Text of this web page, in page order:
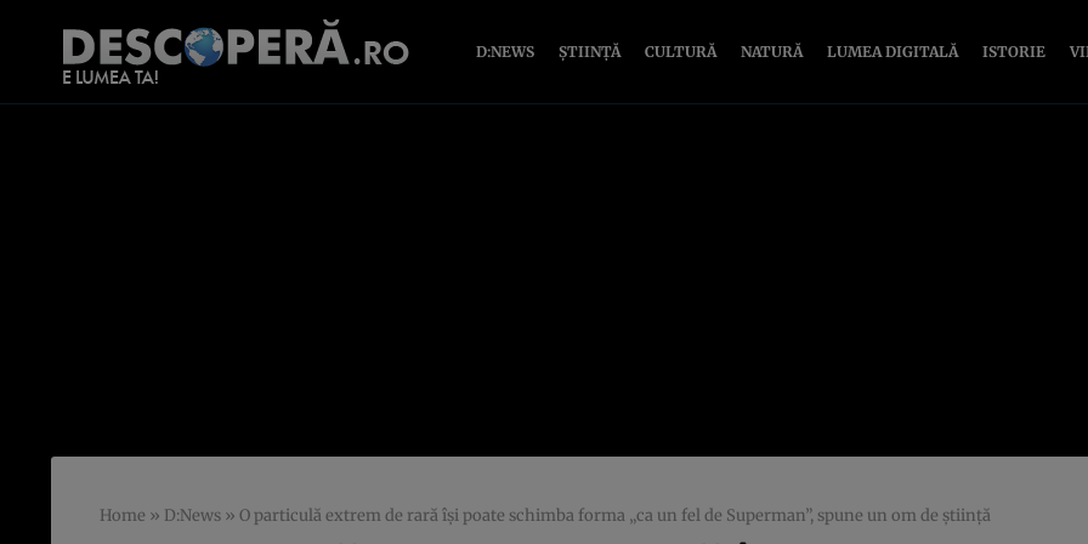
D:NEWS ȘTIINȚĂ CULTURĂ NATURĂ LUMEA DIGITALĂ ISTORIE
Home » D:News » O particulă extrem de rară îşi poate schimba forma „ca un fel de Superman”, spune un om de ştiinţă